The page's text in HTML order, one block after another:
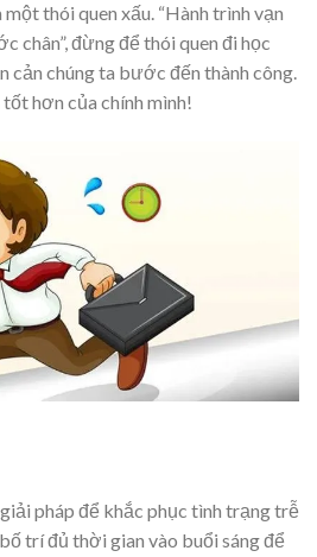
thói quen xấu. “Hành trình vạn
chân”, đừng để thói quen đi học
cản chúng ta bước đến thành công.
hơn của chính mình!
pháp để khắc phục tình trạng trễ
trí đủ thời gian vào buổi sáng để